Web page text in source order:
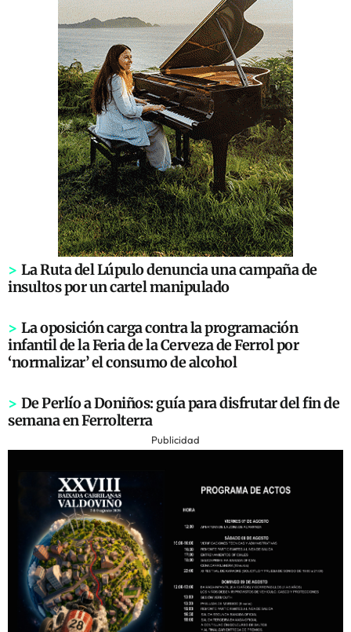
> La Ruta del Lúpulo denuncia una campaña de
insultos por un cartel manipulado
> La oposición carga contra la programación
infantil de la Feria de la Cerveza de Ferrol por
‘normalizar’ el consumo de alcohol
> De Perlío a Doniños: guía para disfrutar del fin de
semana en Ferrolterra
Publicidad